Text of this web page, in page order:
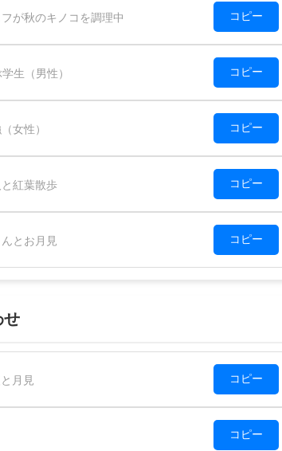
が秋のキノコを調理中 コピー
生（男性） コピー
女性） コピー
紅葉散歩 コピー
とお月見 コピー
せ
月見 コピー
コピー